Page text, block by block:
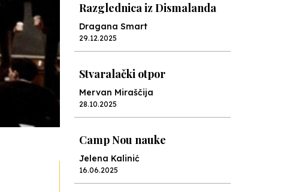
Razglednica iz Dismalanda
Dragana Smart
29.12.2025
Stvaralački otpor
Mervan Miraščija
28.10.2025
Camp Nou nauke
Jelena Kalinić
16.06.2025